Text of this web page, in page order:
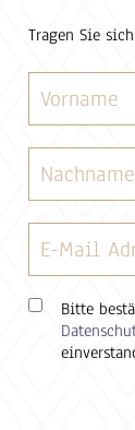
Tragen Sie
Bitte